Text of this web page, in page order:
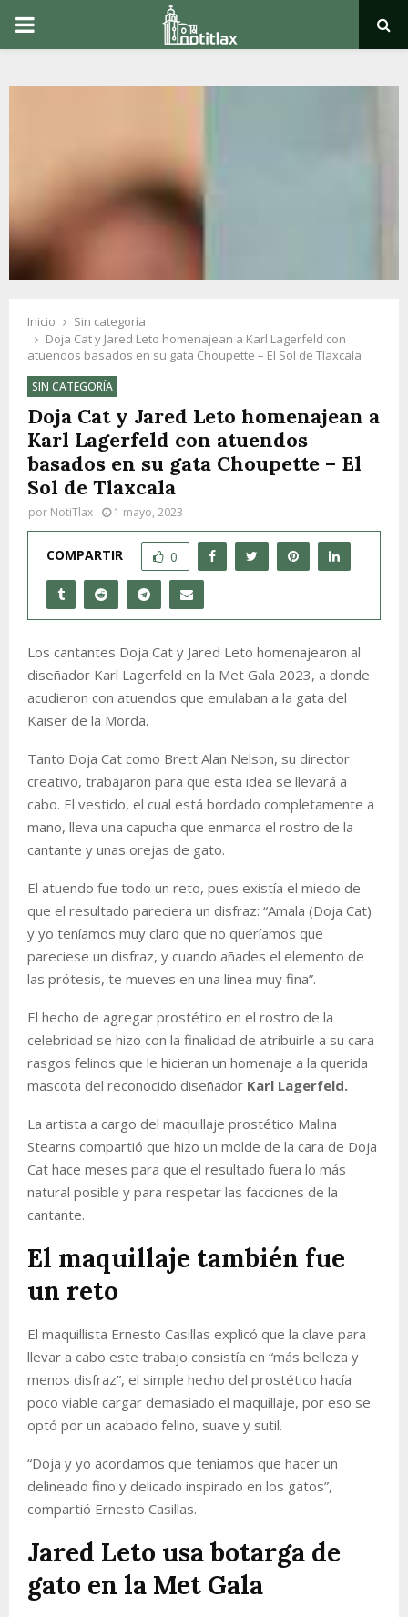
PRIMARY
Inicio
Sin categoría
Doja Cat y Jared Leto homenajean a Karl Lagerfeld con
atuendos basados en su gata Choupette – El Sol de Tlaxcala
SIN CATEGORÍA
Doja Cat y Jared Leto homenajean a
Karl Lagerfeld con atuendos
basados en su gata Choupette – El
Sol de Tlaxcala
por NotiTlax 1 mayo, 2023
COMPARTIR 0
Los cantantes Doja Cat y Jared Leto homenajearon al
diseñador Karl Lagerfeld en la Met Gala 2023, a donde
acudieron con atuendos que emulaban a la gata del
Kaiser de la Morda.
Tanto Doja Cat como Brett Alan Nelson, su director
creativo, trabajaron para que esta idea se llevará a
cabo. El vestido, el cual está bordado completamente a
mano, lleva una capucha que enmarca el rostro de la
cantante y unas orejas de gato.
El atuendo fue todo un reto, pues existía el miedo de
que el resultado pareciera un disfraz: “Amala (Doja Cat)
y yo teníamos muy claro que no queríamos que
pareciese un disfraz, y cuando añades el elemento de
las prótesis, te mueves en una línea muy fina”.
El hecho de agregar prostético en el rostro de la
celebridad se hizo con la finalidad de atribuirle a su cara
rasgos felinos que le hicieran un homenaje a la querida
mascota del reconocido diseñador Karl Lagerfeld.
La artista a cargo del maquillaje prostético Malina
Stearns compartió que hizo un molde de la cara de Doja
Cat hace meses para que el resultado fuera lo más
natural posible y para respetar las facciones de la
cantante.
El maquillaje también fue
un reto
El maquillista Ernesto Casillas explicó que la clave para
llevar a cabo este trabajo consistía en “más belleza y
menos disfraz”, el simple hecho del prostético hacía
poco viable cargar demasiado el maquillaje, por eso se
optó por un acabado felino, suave y sutil.
“Doja y yo acordamos que teníamos que hacer un
delineado fino y delicado inspirado en los gatos”,
compartió Ernesto Casillas.
Jared Leto usa botarga de
gato en la Met Gala